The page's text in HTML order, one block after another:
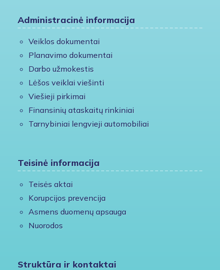
Administracinė informacija
Veiklos dokumentai
Planavimo dokumentai
Darbo užmokestis
Lėšos veiklai viešinti
Viešieji pirkimai
Finansinių ataskaitų rinkiniai
Tarnybiniai lengvieji automobiliai
Teisinė informacija
Teisės aktai
Korupcijos prevencija
Asmens duomenų apsauga
Nuorodos
Struktūra ir kontaktai